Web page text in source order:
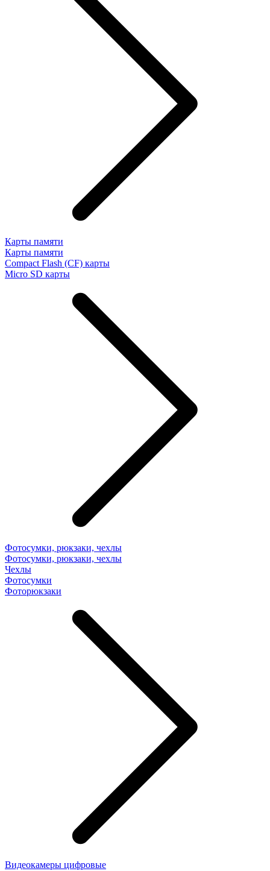
Карты памяти
Карты памяти
Compact Flash (CF) карты
Micro SD карты
Фотосумки, рюкзаки, чехлы
Фотосумки, рюкзаки, чехлы
Чехлы
Фотосумки
Фоторюкзаки
Видеокамеры цифровые